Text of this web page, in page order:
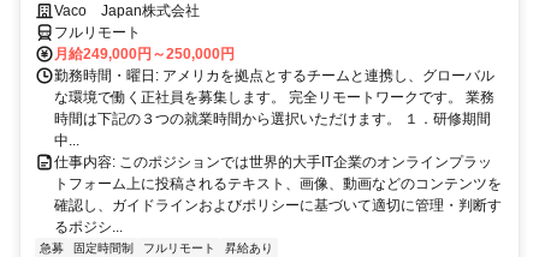
完全リモート
Vaco Japan株式会社
フルリモート
月給249,000円～250,000円
勤務時間・曜日: アメリカを拠点とするチームと連携し、グローバル
な環境で働く正社員を募集します。 完全リモートワークです。 業務
時間は下記の３つの就業時間から選択いただけます。 １．研修期間
中...
仕事内容: このポジションでは世界的大手IT企業のオンラインプラッ
トフォーム上に投稿されるテキスト、画像、動画などのコンテンツを
確認し、ガイドラインおよびポリシーに基づいて適切に管理・判断す
るポジシ...
急募 固定時間制 フルリモート 昇給あり